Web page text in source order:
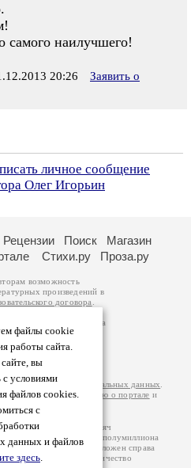
самого наилучшего!
20:26
Заявить о
личное сообщение
Олег Игорьин
файлы cookie
работы сайта.
вы
с условиями
файлов cookies.
с
данных и файлов
здесь.
Рецензии Поиск
Магазин
Стихи.ру Проза.ру
возможность
произведений в
договора
принадлежат авторам
произведений возможна
вы можете
Ответственность за
на
обработки персональных данных
подробнуюинформацию о портале и
– порядка 100 тысяч
просматривают более полумиллиона
который расположен справа
по две цифры: количество